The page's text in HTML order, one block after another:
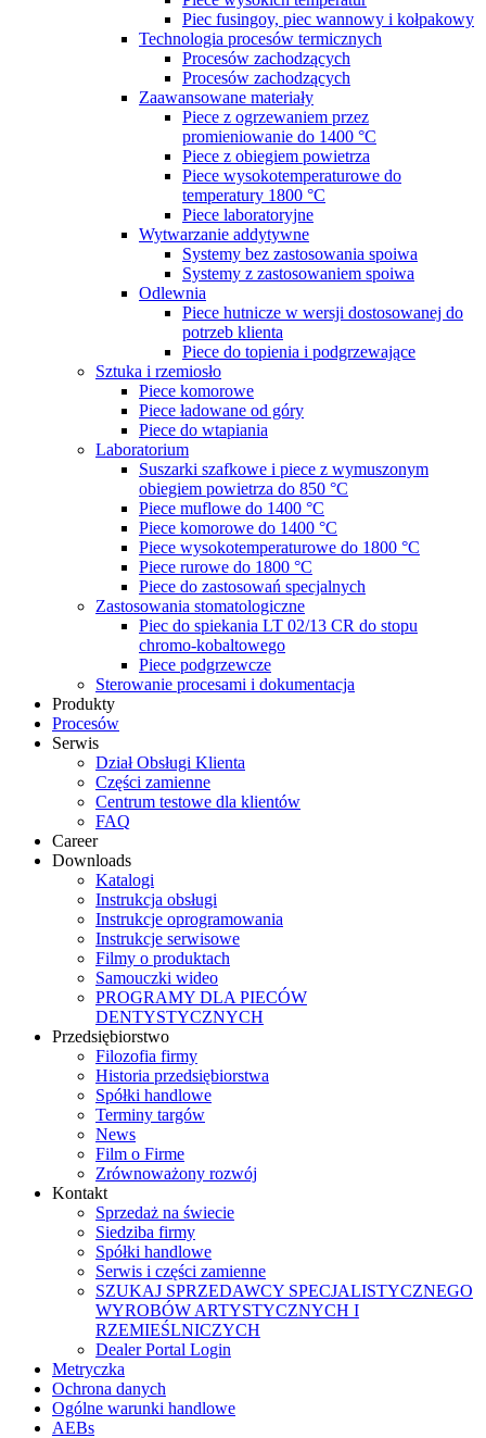
Piec fusingoy, piec wannowy i kołpakowy
Technologia procesów termicznych
Procesów zachodzących
Procesów zachodzących
Zaawansowane materiały
Piece z ogrzewaniem przez
promieniowanie do 1400 °C
Piece z obiegiem powietrza
Piece wysokotemperaturowe do
temperatury 1800 °C
Piece laboratoryjne
Wytwarzanie addytywne
Systemy bez zastosowania spoiwa
Systemy z zastosowaniem spoiwa
Odlewnia
Piece hutnicze w wersji dostosowanej do
potrzeb klienta
Piece do topienia i podgrzewające
Sztuka i rzemiosło
Piece komorowe
Piece ładowane od góry
Piece do wtapiania
Laboratorium
Suszarki szafkowe i piece z wymuszonym
obiegiem powietrza do 850 °C
Piece muflowe do 1400 °C
Piece komorowe do 1400 °C
Piece wysokotemperaturowe do 1800 °C
Piece rurowe do 1800 °C
Piece do zastosowań specjalnych
Zastosowania stomatologiczne
Piec do spiekania LT 02/13 CR do stopu
chromo-kobaltowego
Piece podgrzewcze
Sterowanie procesami i dokumentacja
Produkty
Procesów
Serwis
Dział Obsługi Klienta
Części zamienne
Centrum testowe dla klientów
FAQ
Career
Downloads
Katalogi
Instrukcja obsługi
Instrukcje oprogramowania
Instrukcje serwisowe
Filmy o produktach
Samouczki wideo
PROGRAMY DLA PIECÓW
DENTYSTYCZNYCH
Przedsiębiorstwo
Filozofia firmy
Historia przedsiębiorstwa
Spółki handlowe
Terminy targów
News
Film o Firme
Zrównoważony rozwój
Kontakt
Sprzedaż na świecie
Siedziba firmy
Spółki handlowe
Serwis i części zamienne
SZUKAJ SPRZEDAWCY SPECJALISTYCZNEGO
WYROBÓW ARTYSTYCZNYCH I
RZEMIEŚLNICZYCH
Dealer Portal Login
Metryczka
Ochrona danych
Ogólne warunki handlowe
AEBs